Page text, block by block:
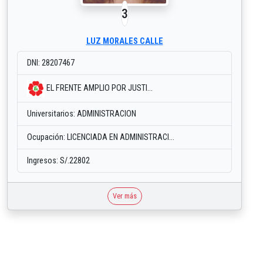
3
LUZ MORALES CALLE
DNI: 28207467
EL FRENTE AMPLIO POR JUSTI...
Universitarios: ADMINISTRACION
Ocupación: LICENCIADA EN ADMINISTRACI...
Ingresos: S/.22802
Ver más